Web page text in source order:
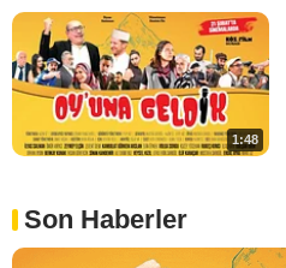
1:48
Son Haberler